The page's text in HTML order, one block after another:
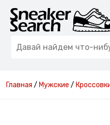
Главная / Мужские /